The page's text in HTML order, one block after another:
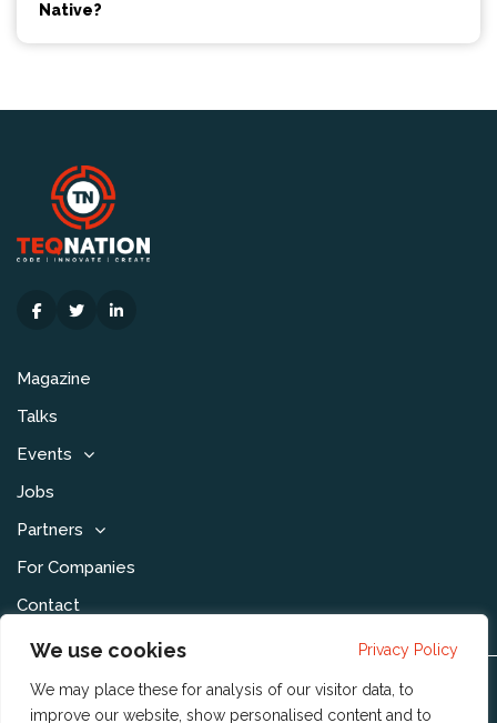
We use cookies Privacy Policy
We may place these for analysis of our visitor data, to
improve our website, show personalised content and to
Native?
Magazine
Talks
Events
Jobs
Partners
For Companies
Contact
Disclaimer & Voorwaarden